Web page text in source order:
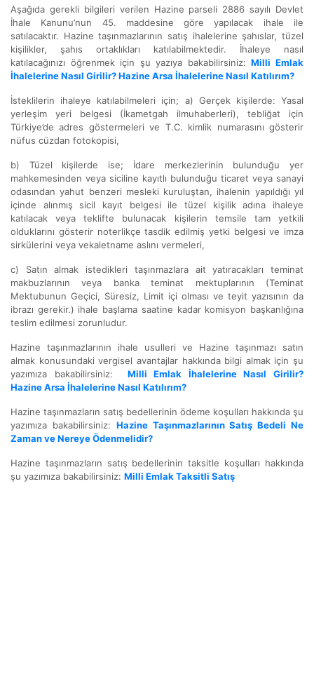
Aşağıda gerekli bilgileri verilen Hazine parseli 2886 sayılı Devlet
İhale Kanunu’nun 45. maddesine göre yapılacak ihale ile
satılacaktır. Hazine taşınmazlarının satış ihalelerine şahıslar, tüzel
kişilikler, şahıs ortaklıkları katılabilmektedir. İhaleye nasıl
katılacağınızı öğrenmek için şu yazıya bakabilirsiniz:Milli Emlak
İhalelerine Nasıl Girilir? Hazine Arsa İhalelerine Nasıl Katılırım?
İsteklilerin ihaleye katılabilmeleri için; a) Gerçek kişilerde: Yasal
yerleşim yeri belgesi (İkametgah ilmuhaberleri), tebliğat için
Türkiye’de adres göstermeleri ve T.C. kimlik numarasını gösterir
nüfus cüzdan fotokopisi,
b) Tüzel kişilerde ise; İdare merkezlerinin bulunduğu yer
mahkemesinden veya siciline kayıtlı bulunduğu ticaret veya sanayi
odasından yahut benzeri mesleki kuruluştan, ihalenin yapıldığı yıl
içinde alınmış sicil kayıt belgesi ile tüzel kişilik adına ihaleye
katılacak veya teklifte bulunacak kişilerin temsile tam yetkili
olduklarını gösterir noterlikçe tasdik edilmiş yetki belgesi ve imza
sirkülerini veya vekaletname aslını vermeleri,
c) Satın almak istedikleri taşınmazlara ait yatıracakları teminat
makbuzlarının veya banka teminat mektuplarının (Teminat
Mektubunun Geçici, Süresiz, Limit içi olması ve teyit yazısının da
ibrazı gerekir.) ihale başlama saatine kadar komisyon başkanlığına
teslim edilmesi zorunludur.
Hazine taşınmazlarının ihale usulleri ve Hazine taşınmazı satın
almak konusundaki vergisel avantajlar hakkında bilgi almak için şu
yazımıza bakabilirsiniz: Milli Emlak İhalelerine Nasıl Girilir?
Hazine Arsa İhalelerine Nasıl Katılırım?
Hazine taşınmazların satış bedellerinin ödeme koşulları hakkında şu
yazımıza bakabilirsiniz: Hazine Taşınmazlarının Satış Bedeli Ne
Zaman ve Nereye Ödenmelidir?
Hazine taşınmazların satış bedellerinin taksitle koşulları hakkında
şu yazımıza bakabilirsiniz: Milli Emlak Taksitli Satış